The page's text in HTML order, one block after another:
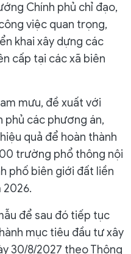
Chính phủ chỉ đạo,
việc quan trọng,
khai xây dựng các
cấp tại các xã biên
mưu, đề xuất với
phủ các phương án,
quả để hoàn thành
trường phổ thông nội
phố biên giới đất liền
2026.
để sau đó tiếp tục
mục tiêu đầu tư xây
30/8/2027 theo Thông